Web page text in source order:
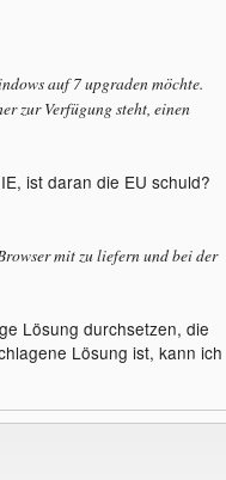
auf 7 upgraden möchte.
zur Verfügung steht, einen
ist daran die EU schuld?
mit zu liefern und bei der
Lösung durchsetzen, die
Lösung ist, kann ich